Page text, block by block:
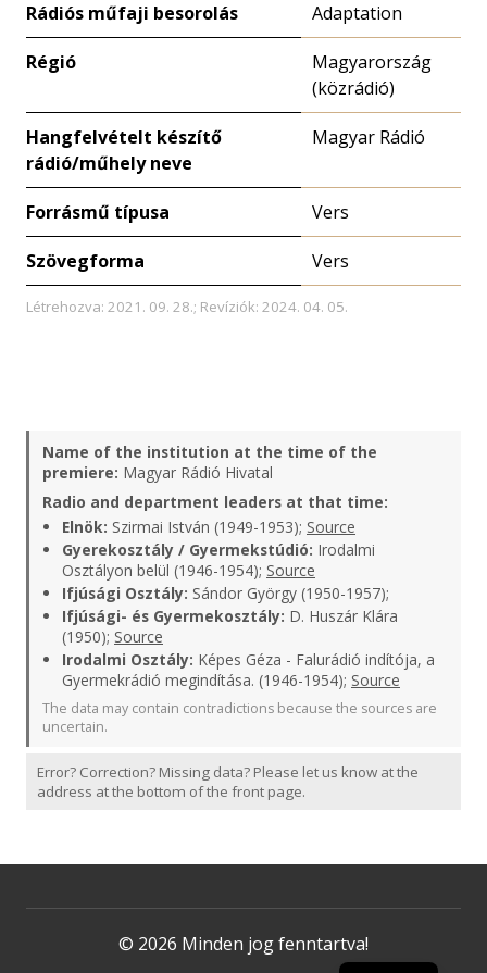
Rádiós műfaji besorolás Adaptation
Régió
Magyarország
(közrádió)
Hangfelvételt készítő
rádió/műhely neve
Magyar Rádió
Forrásmű típusa Vers
Szövegforma Vers
Létrehozva: 2021. 09. 28.; Revíziók: 2024. 04. 05.
Name of the institution at the time of the
premiere: Magyar Rádió Hivatal
Radio and department leaders at that time:
Elnök: Szirmai István (1949-1953); Source
Gyerekosztály / Gyermekstúdió: Irodalmi
Osztályon belül (1946-1954); Source
Ifjúsági Osztály: Sándor György (1950-1957);
Ifjúsági- és Gyermekosztály: D. Huszár Klára
(1950); Source
Irodalmi Osztály: Képes Géza - Falurádió indítója, a
Gyermekrádió megindítása. (1946-1954); Source
The data may contain contradictions because the sources are
uncertain.
Error? Correction? Missing data? Please let us know at the
address at the bottom of the front page.
© 2026 Minden jog fenntartva!